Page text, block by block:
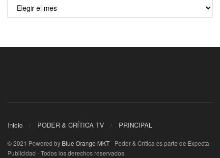
Inicio PODER & CRÍTICA TV PRINCIPAL
© 2021 Powered by Blue Orange MKT- Poder & Crítica es parte de Expecta
Publicidad - Todos los derechos reservados